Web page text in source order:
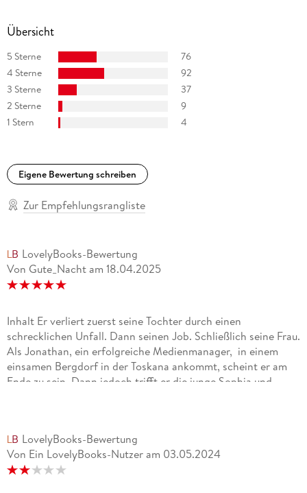
Übersicht
5 Sterne
76
4 Sterne
92
3 Sterne
37
2 Sterne
9
1 Stern
4
Eigene Bewertung schreiben
Zur Empfehlungsrangliste
LovelyBooks-Bewertung
Von Gute_Nacht am 18.04.2025
Inhalt Er verliert zuerst seine Tochter durch einen
schrecklichen Unfall. Dann seinen Job. Schließlich seine Frau.
Als Jonathan, ein erfolgreiche Medienmanager, in einem
einsamen Bergdorf in der Toskana ankommt, scheint er am
Ende zu sein. Dann jedoch trifft er die junge Sophia und
Erzählperspektiven.
LovelyBooks-Bewertung
Von Ein LovelyBooks-Nutzer am 03.05.2024